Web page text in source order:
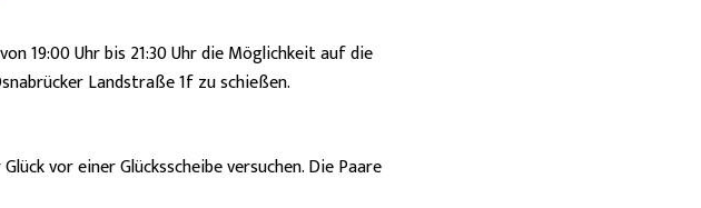
19:00 Uhr bis 21:30 Uhr die Möglichkeit auf die
Landstraße 1f zu schießen.
vor einer Glücksscheibe versuchen. Die Paare